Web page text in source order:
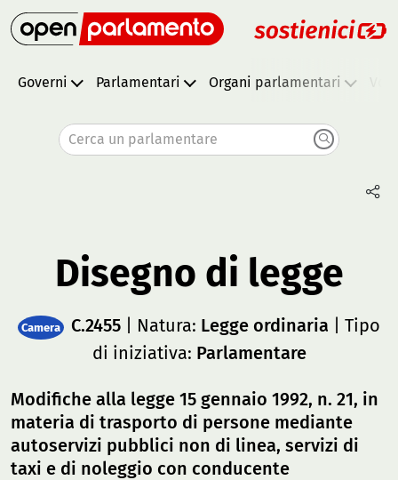
Governi Parlamentari Organi parlamentari
Cerca un parlamentare
Disegno di legge
Camera C.2455 | Natura: Legge ordinaria | Tipo
di iniziativa: Parlamentare
Modifiche alla legge 15 gennaio 1992, n. 21, in
materia di trasporto di persone mediante
autoservizi pubblici non di linea, servizi di
taxi e di noleggio con conducente